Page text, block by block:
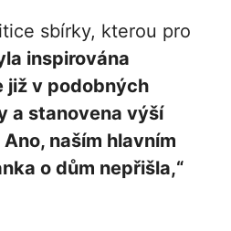
sbírky, kterou pro
inspirována
již v podobných
a stanovena výší
naším hlavním
o dům nepřišla,“